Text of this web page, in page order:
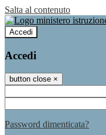
Salta al contenuto
Accedi
Accedi
button close ×
Password dimenticata?